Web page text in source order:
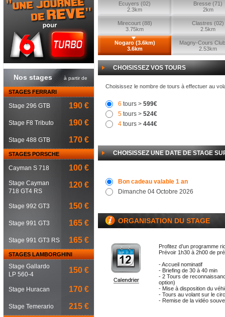
Nos stages à partir de
STAGES FERRARI
Stage 296 GTB 190 €
Stage F8 Tributo 190 €
Stage 488 GTB 170 €
STAGES PORSCHE
Cayman S 718 100 €
Stage Cayman
718 GT4 RS
120 €
Stage 992 GT3 150 €
Stage 991 GT3 165 €
Stage 991 GT3 RS 165 €
STAGES LAMBORGHINI
Stage Gallardo
LP 560-4
150 €
Stage Huracan 170 €
Stage Temerario 215 €
Ecuyers (02)
2.3km
Bresse (71)
2km
Mirecourt (88)
3.75km
Clastres (02)
2.5km
Nogaro (3.6km)
3.6km
Magny-Cours
2.53km
CHOISISSEZ VOS TOURS
Choisissez le nombre de tours à effectuer au
6 tours > 599€
5 tours > 524€
4 tours > 444€
CHOISISSEZ UNE DATE DE STAGE
Bon cadeau valable 1 an
Dimanche 04 Octobre 2026
ORGANISATION DU STAGE
Profitez d’un programme
Prévoir 1h30 à 2h00 de
- Accueil nominatif
- Briefing de 30 à 40 min
- 2 Tours de
option)
- Mise à disposition du
- Tours au volant sur le
- Remise de la vidéo